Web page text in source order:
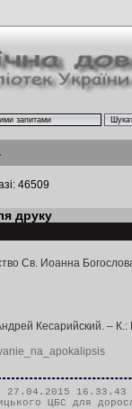
46509
друку
Св. Иоанна
Кесарийский. –
ЦБС для